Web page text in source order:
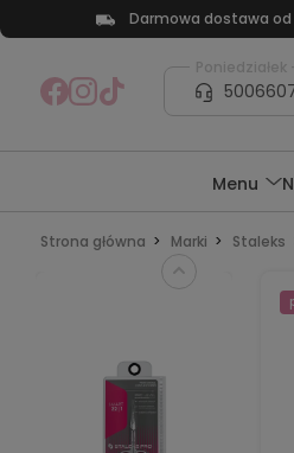
Darmowa dostawa od
Menu
Strona główna Marki Staleks